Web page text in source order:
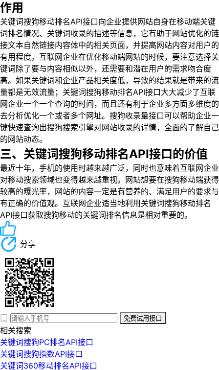
作用
关键词搜狗移动排名API接口向企业提供网站自身在移动端关键
词排名情况、关键词收录的描述等信息，它有助于网站优化的链
接文本自然链接内容体中的相关页面，并提高网站内容对用户的
有用程度。互联网企业在优化移动端网站的时候，要注意选择关
键词除了要与内容相似以外，还需要和潜在用户的需求吻合度
高。如果关键词和企业产品相关度低，导致的结果就是带来的流
量都是无效流量；关键词搜狗移动排名API接口大大减少了互联
网企业一个一个查询的时间，而且还有利于企业多方面多维度的
去分析优化一个或者多个网址。搜狗收录量接口可以帮助企业一
键快速查询出搜狗搜索引擎对网站收录的详情，全面的了解自己
的网站动态。
三、关键词搜狗移动排名API接口的价值
最近十年，手机的使用时越来越广泛，同时也意味着互联网企业
对移动搜索领域也变得越来越重视。网站想要在搜狗移动端获得
较高的曝光率，网站的内容一定是有营养的、满足用户的要求与
有正确的价值观。互联网企业适当地利用关键词搜狗移动排名
API接口获取搜狗移动的关键词排名信息是相对重要的。
分享
免费试用接口
相关搜索
关键词搜狗PC排名API接口
关键词搜狗指数API接口
关键词360移动排名API接口